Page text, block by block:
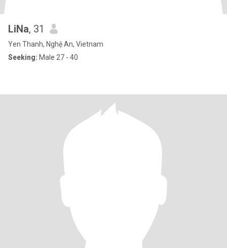
LiNa, 31
Yen Thanh, Nghệ An, Vietnam
Seeking: Male 27 - 40